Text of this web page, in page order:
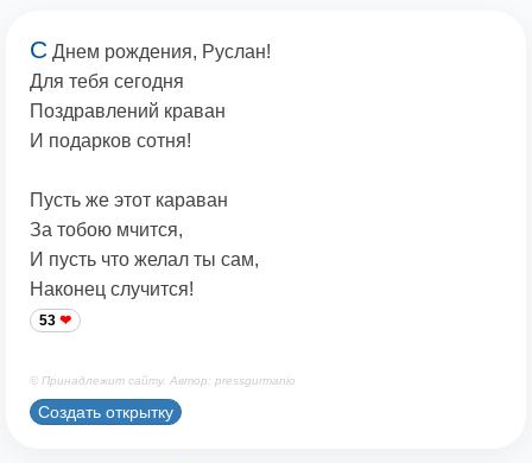
С Днем рождения, Руслан!
Для тебя сегодня
Поздравлений краван
И подарков сотня!
Пусть же этот караван
За тобою мчится,
И пусть что желал ты сам,
Наконец случится!
53
© Принадлежит сайту. Автор: pressgurmanio
Создать открытку